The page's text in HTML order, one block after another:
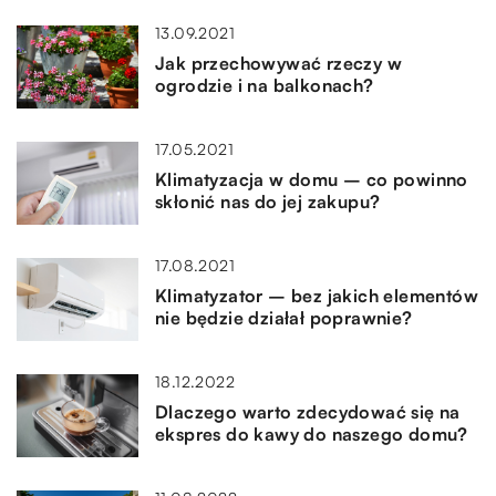
13.09.2021
Jak przechowywać rzeczy w
ogrodzie i na balkonach?
17.05.2021
Klimatyzacja w domu – co powinno
skłonić nas do jej zakupu?
17.08.2021
Klimatyzator – bez jakich elementów
nie będzie działał poprawnie?
18.12.2022
Dlaczego warto zdecydować się na
ekspres do kawy do naszego domu?